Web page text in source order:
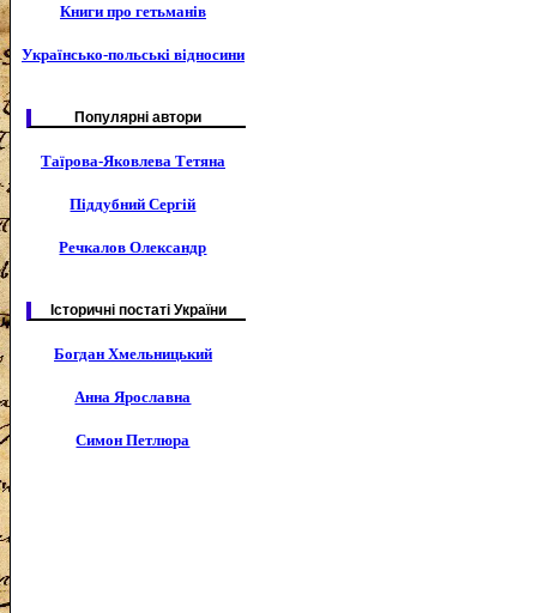
Книги про гетьманів
Українсько-польські відносини
Популярні автори
Таїрова-Яковлева Тетяна
Піддубний Сергій
Речкалов Олександр
Історичні постаті України
Богдан Хмельницький
Анна Ярославна
Симон Петлюра